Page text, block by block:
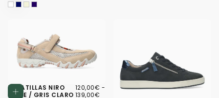
Elegir opciones
ZAPATILLAS NIRO
BEIGE / GRIS CLARO
120,00€
PRECIO
MÍNIMO
120,00€ -
PRECIO
139,00€